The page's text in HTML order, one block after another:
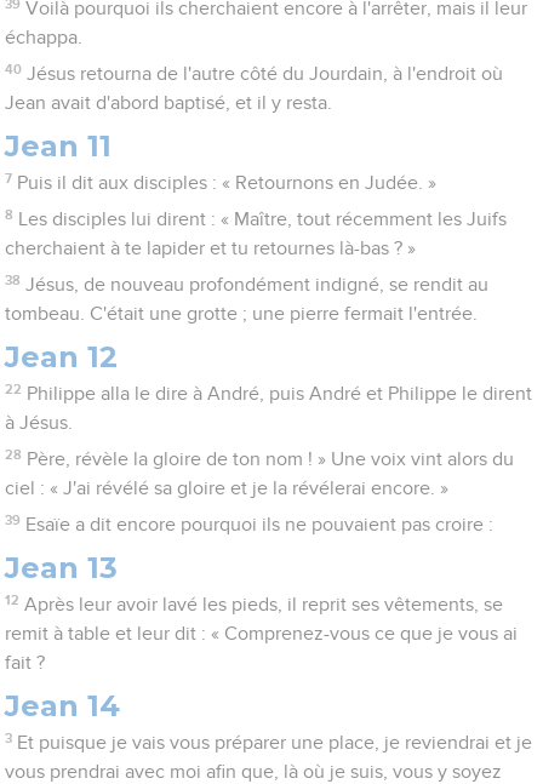
39 Voilà pourquoi ils cherchaient encore à l'arrêter, mais il leur
échappa.
40 Jésus retourna de l'autre côté du Jourdain, à l'endroit où
Jean avait d'abord baptisé, et il y resta.
Jean 11
7 Puis il dit aux disciples : « Retournons en Judée. »
8
Les disciples lui dirent : « Maître, tout récemment les Juifs
cherchaient à te lapider et tu retournes là-bas ? »
38 Jésus, de nouveau profondément indigné, se rendit au
tombeau. C'était une grotte ; une pierre fermait l'entrée.
Jean 12
22 Philippe alla le dire à André, puis André et Philippe le dirent
à Jésus.
28 Père, révèle la gloire de ton nom ! » Une voix vint alors du
ciel : « J'ai révélé sa gloire et je la révélerai encore. »
39 Esaïe a dit encore pourquoi ils ne pouvaient pas croire :
Jean 13
12 Après leur avoir lavé les pieds, il reprit ses vêtements, se
remit à table et leur dit : « Comprenez-vous ce que je vous ai
fait ?
Jean 14
3 Et puisque je vais vous préparer une place, je reviendrai et je
vous prendrai avec moi afin que, là où je suis, vous y soyez